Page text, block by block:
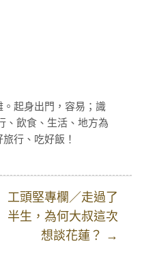
起身出門，容易；識
、飲食、生活、地方為
行、吃好飯！
工頭堅專欄／走過了
半生，為何大叔這次
想談花蓮？ →